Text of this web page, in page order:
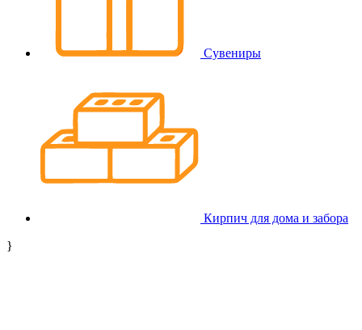
Сувениры
Кирпич для дома и забора
}